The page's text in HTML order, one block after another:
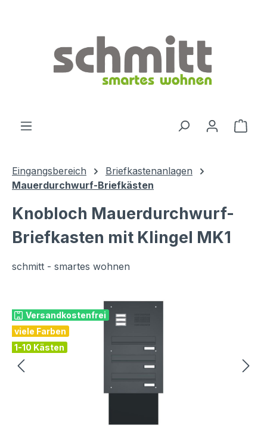
Eingangsbereich
Briefkastenanlagen
Mauerdurchwurf-Briefkästen
Knobloch Mauerdurchwurf-
Briefkasten mit Klingel MK1
schmitt - smartes wohnen
Versandkostenfrei
viele Farben
1-10 Kästen